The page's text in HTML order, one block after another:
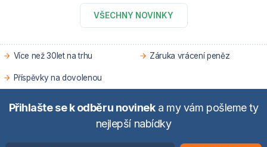
VŠECHNY NOVINKY
Více než 30let na trhu Záruka vrácení peněz
Příspěvky na dovolenou
Přihlašte se k odběru novineka my vám pošleme ty
nejlepší nabídky